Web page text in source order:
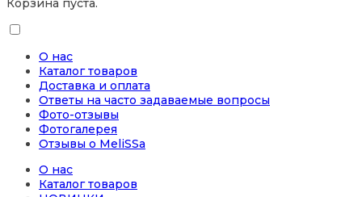
Корзина пуста.
О нас
Каталог товаров
Доставка и оплата
Ответы на часто задаваемые вопросы
Фото-отзывы
Фотогалерея
Отзывы о MeliSSa
О нас
Каталог товаров